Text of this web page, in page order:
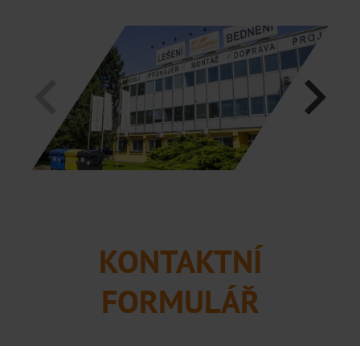
KONTAKTNÍ
FORMULÁŘ